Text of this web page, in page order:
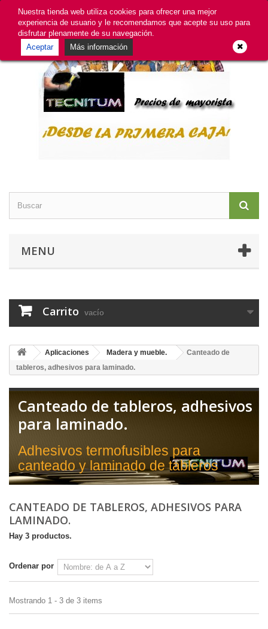
Nuestra tienda web utiliza cookies para ofrecer una mejor
experiencia de usuario y le recomendamos que acepte su uso para
disfrutar plenamente de su navegación.
Aceptar
Más información
Contacte con nosotros
Iniciar sesión
GDPR
MENU
Carrito vacío
Aplicaciones Madera y mueble.
Canteado de
tableros, adhesivos para laminado.
Canteado de tableros, adhesivos
para laminado.
Adhesivos termofusibles para
canteado y laminado de tableros
CANTEADO DE TABLEROS, ADHESIVOS PARA
LAMINADO.
Hay 3 productos.
Ordenar por
Mostrando 1 - 3 de 3 items